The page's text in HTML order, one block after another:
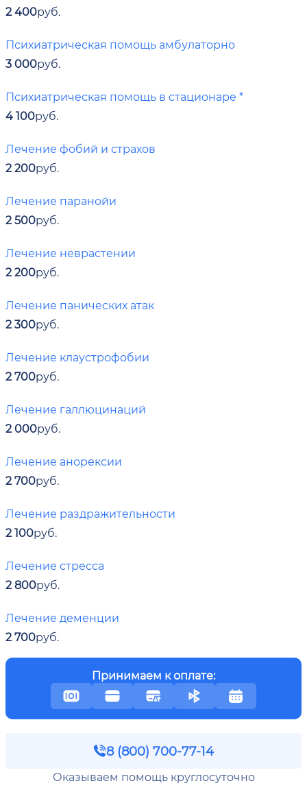
2 400руб.
Психиатрическая помощь амбулаторно
3 000руб.
Психиатрическая помощь в стационаре *
4 100руб.
Лечение фобий и страхов
2 200руб.
Лечение паранойи
2 500руб.
Лечение неврастении
2 200руб.
Лечение панических атак
2 300руб.
Лечение клаустрофобии
2 700руб.
Лечение галлюцинаций
2 000руб.
Лечение анорексии
2 700руб.
Лечение раздражительности
2 100руб.
Лечение стресса
2 800руб.
Лечение деменции
2 700руб.
Принимаем к оплате:
8 (800) 700-77-14
Оказываем помощь круглосуточно